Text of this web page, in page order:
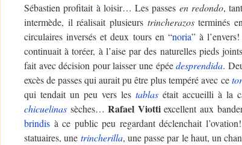
Sébastien profitait à loisir… Les passes en redondo,
intermède, il réalisait plusieurs trincherazosterminés en
circulaires inversés et deux tours en “noria” à
continuait à toréer, à l’aise par des naturelles pieds
fait avec décision pour laisser une épéedesprendida.
excès de passes qui aurait pu être plus tempéré avec ce
qui tendait un peu vers les tablas était accueilli à la
chicuelinas sèches…Rafael Viottiexcellent aux
brindis à ce public peu regardant déclenchait
statuaires, une trincherilla, une passe par le haut, un